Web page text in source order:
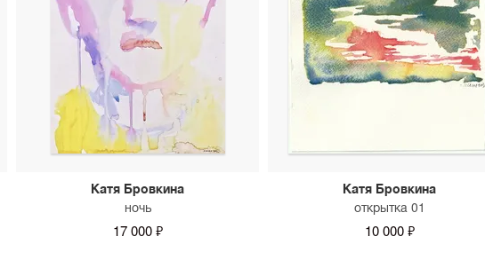
Катя Бровкина
ночь
17 000 ₽
Катя Бровкина
открытка 01
10 000 ₽